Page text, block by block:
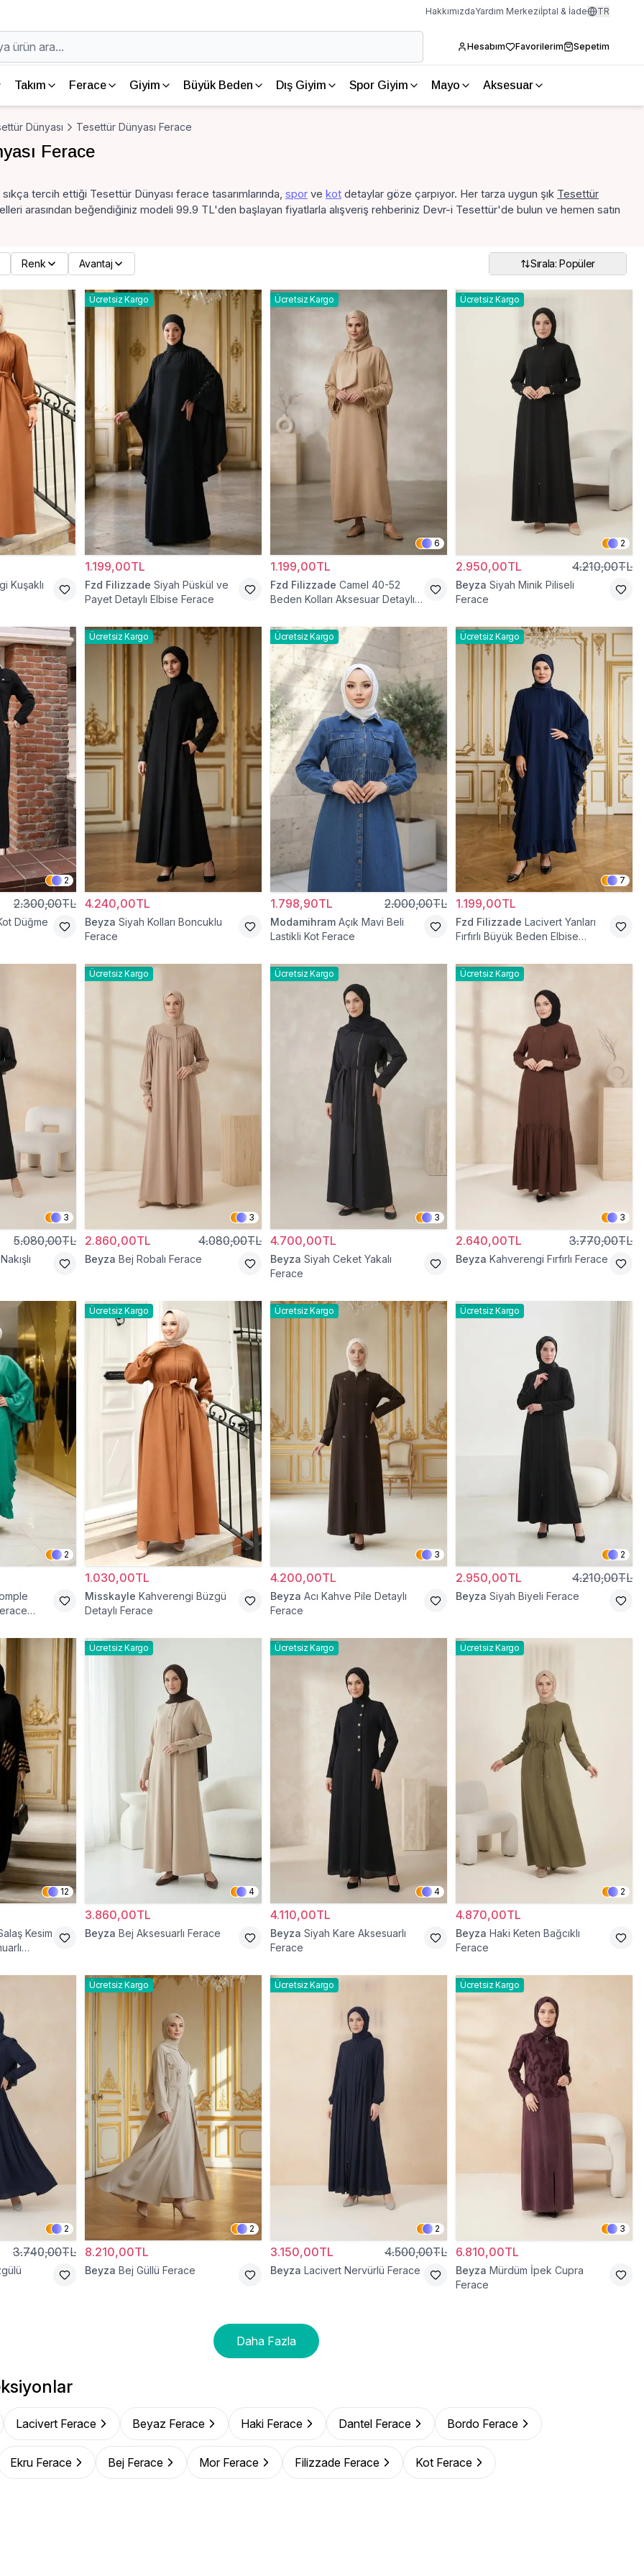
HakkımızdaYardım Merkeziİptal & İade TR
Hesabım Favorilerim Sepetim
Takım Ferace Giyim Büyük Beden Dış Giyim Spor Giyim Mayo Aksesuar
Dünyası Tesettür Dünyası Ferace
Ferace
sıkça tercih ettiği Tesettür Dünyası ferace tasarımlarında, spor ve kot detaylar göze çarpıyor. Her tarza uygun şık Tesettür
arasından beğendiğiniz modeli 99.9 TL'den başlayan fiyatlarla alışveriş rehberiniz Devr-i Tesettür'de bulun ve hemen satın
Renk Avantaj Sırala: Popüler
Kuşaklı
Ücretsiz Kargo
1.199,00TL
Fzd Filizzade Siyah Püskül ve
Payet Detaylı Elbise Ferace
Ücretsiz Kargo
6
1.199,00TL
Fzd Filizzade Camel 40-52
Beden Kolları Aksesuar Detaylı
Ücretsiz Kargo
2
2.950,00TL 4.210,00TL
Beyza Siyah Minik Piliseli
Ferace
2
2.300,00TL
Düğme
Ücretsiz Kargo
4.240,00TL
Beyza Siyah Kolları Boncuklu
Ferace
Ücretsiz Kargo
1.798,90TL 2.000,00TL
Modamihram Açık Mavi Beli
Lastikli Kot Ferace
Ücretsiz Kargo
7
1.199,00TL
Fzd Filizzade Lacivert Yanları
Fırfırlı Büyük Beden Elbise
3
5.080,00TL
Ücretsiz Kargo
3
2.860,00TL 4.080,00TL
Beyza Bej Robalı Ferace
Ücretsiz Kargo
3
4.700,00TL
Beyza Siyah Ceket Yakalı
Ferace
Ücretsiz Kargo
3
2.640,00TL 3.770,00TL
Beyza Kahverengi Fırfırlı Ferace
2
Ücretsiz Kargo
1.030,00TL
Misskayle Kahverengi Büzgü
Detaylı Ferace
Ücretsiz Kargo
3
4.200,00TL
Beyza Acı Kahve Pile Detaylı
Ferace
Ücretsiz Kargo
2
2.950,00TL 4.210,00TL
Beyza Siyah Biyeli Ferace
12
Kesim
Ücretsiz Kargo
4
3.860,00TL
Beyza Bej Aksesuarlı Ferace
Ücretsiz Kargo
4
4.110,00TL
Beyza Siyah Kare Aksesuarlı
Ferace
Ücretsiz Kargo
2
4.870,00TL
Beyza Haki Keten Bağcıklı
Ferace
2
3.740,00TL
Ücretsiz Kargo
2
8.210,00TL
Beyza Bej Güllü Ferace
Ücretsiz Kargo
2
3.150,00TL 4.500,00TL
Beyza Lacivert Nervürlü Ferace
Ücretsiz Kargo
3
6.810,00TL
Beyza Mürdüm İpek Cupra
Ferace
Daha Fazla
Lacivert Ferace Beyaz Ferace Haki Ferace Dantel Ferace Bordo Ferace
Ekru Ferace Bej Ferace Mor Ferace Filizzade Ferace Kot Ferace